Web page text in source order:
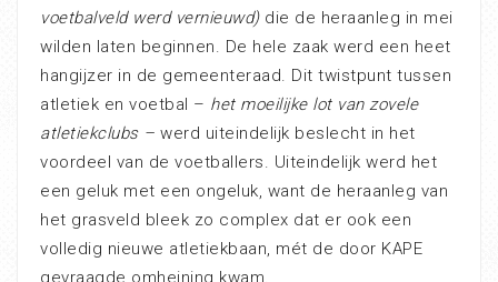
voetbalveld werd vernieuwd)die de heraanleg in mei
wilden laten beginnen. De hele zaak werd een heet
hangijzer in de gemeenteraad. Dit twistpunt tussen
atletiek en voetbal – het moeilijke lot van zovele
atletiekclubs – werd uiteindelijk beslecht in het
voordeel van de voetballers. Uiteindelijk werd het
een geluk met een ongeluk, want de heraanleg van
het grasveld bleek zo complex dat er ook een
volledig nieuwe atletiekbaan, mét de door KAPE
gevraagde omheining kwam.